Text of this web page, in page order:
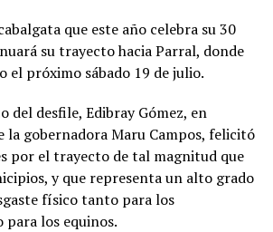
que este año celebra su 30
su trayecto hacia Parral, donde
el próximo sábado 19 de julio.
del desfile, Edibray Gómez, en
la gobernadora Maru Campos, felicitó
por el trayecto de tal magnitud que
y que representa un alto grado
físico tanto para los
para los equinos.